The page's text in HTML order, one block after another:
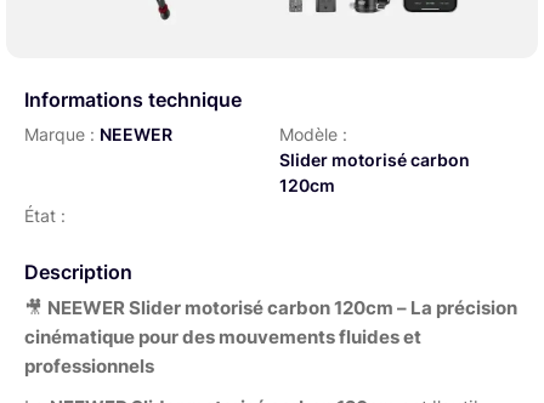
Informations technique
Marque : NEEWER
Modèle :
Slider motorisé carbon
120cm
État :
Description
🎥 NEEWER Slider motorisé carbon 120cm – La précision
cinématique pour des mouvements fluides et
professionnels